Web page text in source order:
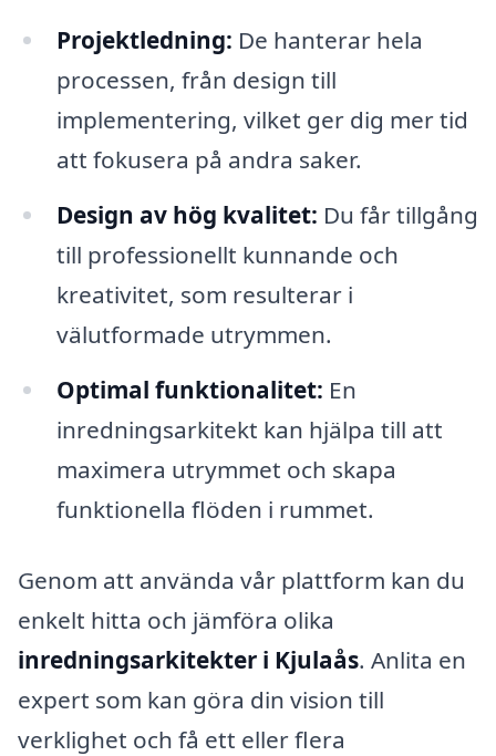
Projektledning: De hanterar hela
processen, från design till
implementering, vilket ger dig mer tid
att fokusera på andra saker.
Design av hög kvalitet: Du får tillgång
till professionellt kunnande och
kreativitet, som resulterar i
välutformade utrymmen.
Optimal funktionalitet: En
inredningsarkitekt kan hjälpa till att
maximera utrymmet och skapa
funktionella flöden i rummet.
Genom att använda vår plattform kan du
enkelt hitta och jämföra olika
inredningsarkitekter i Kjulaås. Anlita en
expert som kan göra din vision till
verklighet och få ett eller flera